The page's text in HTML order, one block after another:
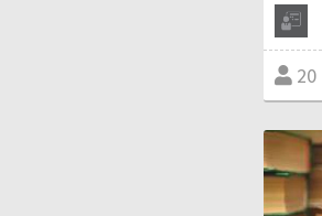
20